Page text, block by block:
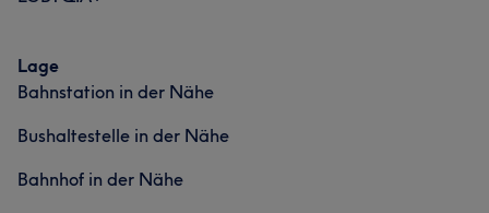
Lage
Bahnstation in der Nähe
Bushaltestelle in der Nähe
Bahnhof in der Nähe